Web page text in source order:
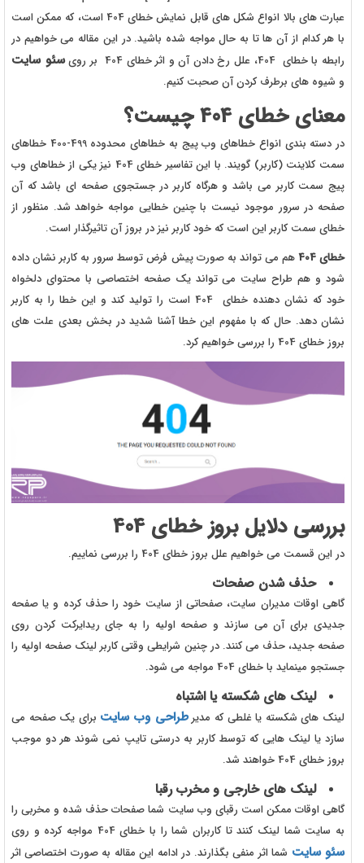
عبارت های بالا انواع شکل های قابل نمایش خطای 404 است، که ممکن است
با هر کدام از آن ها تا به حال مواجه شده باشید. در این مقاله می خواهیم در
رابطه با خطای 404، علل رخ دادن آن و اثر خطای 404 بر روی
سئو سایت
و شیوه های برطرف کردن آن صحبت کنیم.
معنای خطای 404 چیست؟
در دسته بندی انواع خطاهای وب پیج به خطاهای محدوده 499-400 خطاهای
سمت کلاینت (کاربر) گویند. با این تفاسیر خطای 404 نیز یکی از خطاهای وب
پیج سمت کاربر می باشد و هرگاه کاربر در جستجوی صفحه ای باشد که آن
صفحه در سرور موجود نیست با چنین خطایی مواجه خواهد شد. منظور از
خطای سمت کاربر این است که خود کاربر نیز در بروز آن تاثیرگذار است.
خطای 404
هم می تواند به صورت پیش فرض توسط سرور به کاربر نشان داده
شود و هم طراح سایت می تواند یک صفحه اختصاصی با محتوای دلخواه
خود که نشان دهنده خطای 404 است را تولید کند و این خطا را به کاربر
نشان دهد. حال که با مفهوم این خطا آشنا شدید در بخش بعدی علت های
بروز خطای 404 را بررسی خواهیم کرد.
بررسی دلایل بروز خطای 404
در این قسمت می خواهیم علل بروز خطای 404 را بررسی نماییم.
حذف شدن صفحات
گاهی اوقات مدیران سایت، صفحاتی از سایت خود را حذف کرده و یا صفحه
جدیدی برای آن می سازند و صفحه اولیه را به جای ریدایرکت کردن روی
صفحه جدید، حذف می کنند. در چنین شرایطی وقتی کاربر لینک صفحه اولیه را
جستجو مینماید با خطای 404 مواجه می شود.
لینک های شکسته یا اشتباه
لینک های شکسته یا غلطی که مدیرطراحی وب سایت برای یک صفحه می
سازد یا لینک هایی که توسط کاربر به درستی تایپ نمی شوند هر دو موجب
بروز خطای 404 خواهند شد.
لینک های خارجی و مخرب رقبا
گاهی اوقات ممکن است رقبای وب سایت شما صفحات حذف شده و مخربی را
به سایت شما لینک کنند تا کاربران شما را با خطای 404 مواجه کرده و روی
سئو سایت شما اثر منفی بگذارند. در ادامه این مقاله به صورت اختصاصی اثر